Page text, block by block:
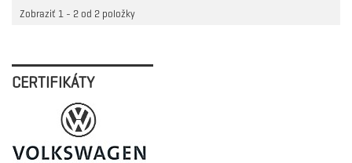
Zobraziť 1 - 2 od 2 položky
CERTIFIKÁTY